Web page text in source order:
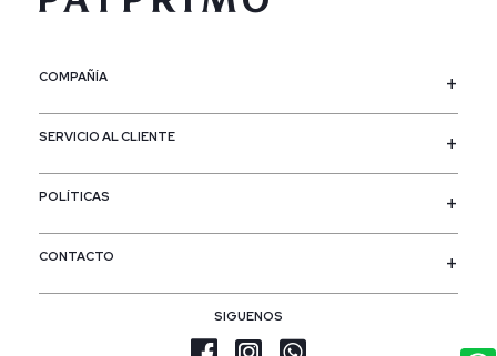
COMPAÑÍA
SERVICIO AL CLIENTE
POLÍTICAS
SIGUENOS
CONTACTO